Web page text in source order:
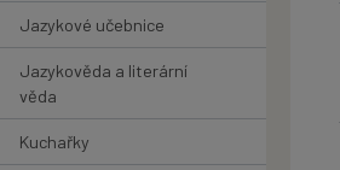
Jazykové učebnice
Jazykověda a literární
věda
Kuchařky